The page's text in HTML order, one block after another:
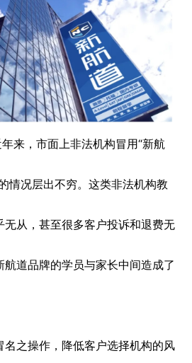
来，市面上非法机构冒用“新航
情况层出不穷。这类非法机构教
从，甚至很多客户投诉和退费无
道品牌的学员与家长中间造成了
名之操作，降低客户选择机构的风